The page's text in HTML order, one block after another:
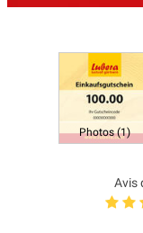
Photos (1)
Avis